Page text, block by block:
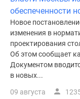
центры
Коттеджи
Скидки
акции
Макс
обеспеченности
Новое
изменения в
проектирования
Об этом сообщает
Документом
в новых...
09 августа